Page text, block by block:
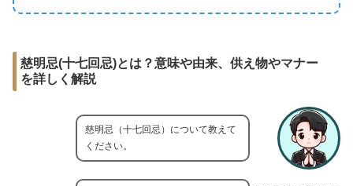
慈明忌(十七回忌)とは？意味や由来、供え物やマナー
を詳しく解説
慈明忌（十七回忌）について教えて
ください。